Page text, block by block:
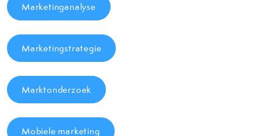
Marketinganalyse
Marketingstrategie
Marktonderzoek
Mobiele marketing